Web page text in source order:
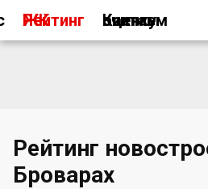
Рейтинг ЖК Как мы считаем оценку
Рейтинг
Броварах